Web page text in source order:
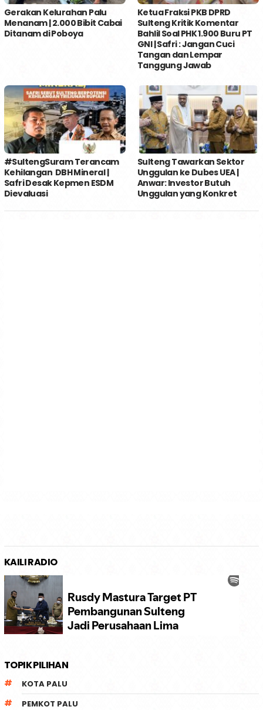
Gerakan Kelurahan Palu
Menanam | 2.000 Bibit Cabai
Ditanam di Poboya
Ketua Fraksi PKB DPRD
Sulteng Kritik Komentar
Bahlil Soal PHK 1.900 Buru PT
GNI | Safri : Jangan Cuci
Tangan dan Lempar
Tanggung Jawab
#SultengSuram Terancam
Kehilangan DBH Mineral |
Safri Desak Kepmen ESDM
Dievaluasi
Sulteng Tawarkan Sektor
Unggulan ke Dubes UEA |
Anwar: Investor Butuh
Unggulan yang Konkret
KAILI RADIO
TOPIK PILIHAN
KOTA PALU
PEMKOT PALU